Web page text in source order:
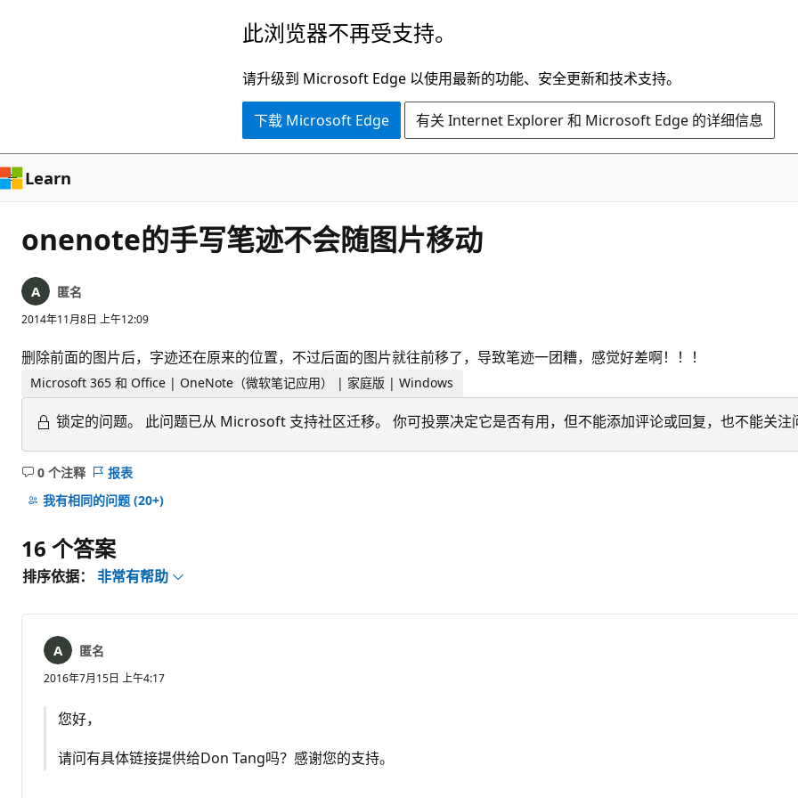
容
此浏览器不再受支持。
请升级到 Microsoft Edge 以使用最新的功能、安全更新和技术支持。
下载 Microsoft Edge 有关 Internet Explorer 和 Microsoft Edge 的详细信息
Learn
onenote的手写笔迹不会随图片移动
匿名
2014年11月8日 上午12:09
删除前面的图片后，字迹还在原来的位置，不过后面的图片就往前移了，导致笔迹一团糟，感觉好差啊！！！
Microsoft 365 和 Office | OneNote（微软笔记应用） | 家庭版 | Windows
锁定的问题。 此问题已从 Microsoft 支持社区迁移。 你可投票决定它是否有用，但不能添加评论或回复，也不能关注
0 个注释
无
注
报表
我有相同的问题 (20+)
16 个答案
排序依据： 非常有帮助
匿名
2016年7月15日 上午4:17
您好，
请问有具体链接提供给Don Tang吗？感谢您的支持。